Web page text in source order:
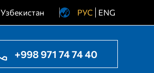
Узбекистан
Украина
РУС ENG
+998 971 74 74 40